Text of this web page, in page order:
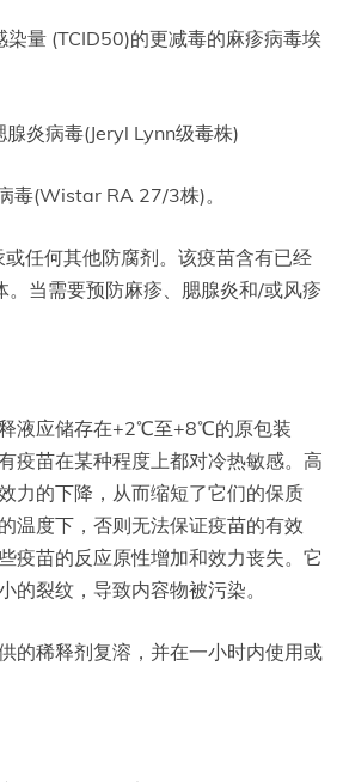
量 (TCID50)的更减毒的麻疹病毒埃
腺炎病毒(Jeryl Lynn级毒株)
毒(Wistar RA 27/3株)。
任何其他防腐剂。该疫苗含有已经
。当需要预防麻疹、腮腺炎和/或风疹
液应储存在+2℃至+8℃的原包装
疫苗在某种程度上都对冷热敏感。高
力的下降，从而缩短了它们的保质
温度下，否则无法保证疫苗的有效
疫苗的反应原性增加和效力丧失。它
的裂纹，导致内容物被污染。
的稀释剂复溶，并在一小时内使用或